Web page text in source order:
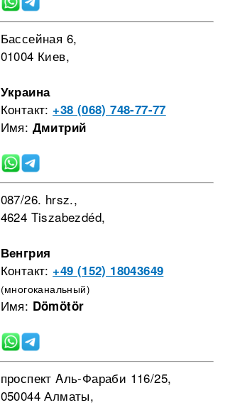
Бассейная 6,
01004 Киев,
Украина
Контакт: +38 (068) 748-77-77
Имя: Дмитрий
087/26. hrsz.,
4624 Tiszabezdéd,
Венгрия
Контакт: +49 (152) 18043649
(многоканальный)
Имя: Dömötör
проспект Aль-Фараби 116/25,
050044 Алматы,